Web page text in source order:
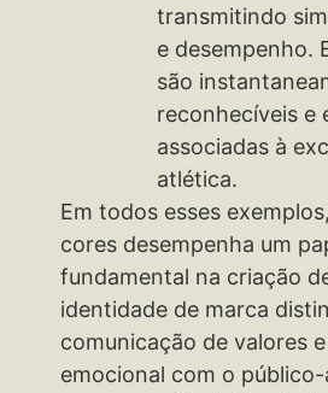
transmitindo
e desempenho.
são
reconhecíveis e
associadas à
atlética.
Em todos esses
cores desempenha um
fundamental na criação
identidade de marca
comunicação de valores
emocional com o